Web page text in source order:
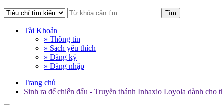
Tìm
Tài Khoản
» Thông tin
» Sách yêu thích
» Đăng ký
» Đăng nhập
Trang chủ
Sinh ra để chiến đấu - Truyện thánh Inhaxio Loyola dành cho